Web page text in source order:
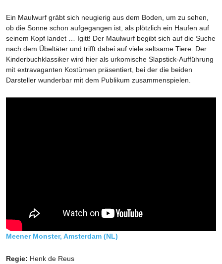
Ein Maulwurf gräbt sich neugierig aus dem Boden, um zu sehen,
ob die Sonne schon aufgegangen ist, als plötzlich ein Haufen auf
seinem Kopf landet … Igitt! Der Maulwurf begibt sich auf die Suche
nach dem Übeltäter und trifft dabei auf viele seltsame Tiere. Der
Kinderbuchklassiker wird hier als urkomische Slapstick-Aufführung
mit extravaganten Kostümen präsentiert, bei der die beiden
Darsteller wunderbar mit dem Publikum zusammenspielen.
Meener Monster, Amsterdam (NL)
Regie: Henk de Reus